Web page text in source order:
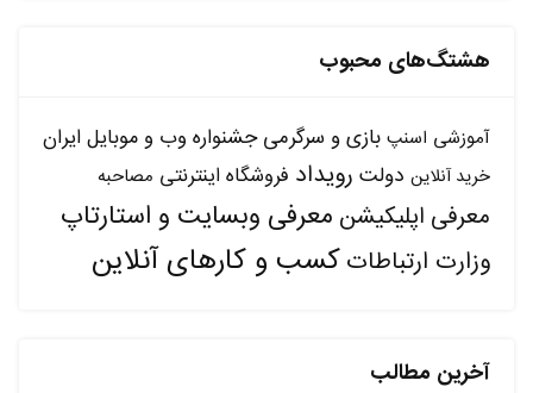
هشتگ‌های محبوب
آموزشی اسنپ بازی و سرگرمی جشنواره وب و موبایل ایران
خرید آنلاین دولت رویداد فروشگاه اینترنتی مصاحبه
معرفی اپلیکیشن معرفی وبسایت و استارتاپ
وزارت ارتباطاتکسب و کارهای آنلاین
آخرین مطالب